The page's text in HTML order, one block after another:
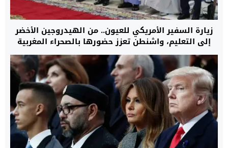
زيارة السفير الأمريكي للعيون.. من الهيدروجين الأخضر
إلى التعليم، واشنطن تعزز حضورها بالصحراء المغربية